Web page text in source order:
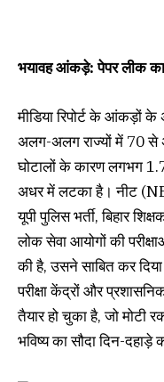
भयावह आंकड़े: पेपर लीक
मीडिया रिपोर्ट के आंकड़ों
अलग-अलग राज्यों में 70 से
घोटालों के कारण लगभग
अधर में लटका है। नीट
यूपी पुलिस भर्ती, बिहार
लोक सेवा आयोगों की
की है, उसने साबित कर दिया
परीक्षा केंद्रों और
तैयार हो चुका है, जो मोटी
भविष्य का सौदा दिन-दहाड़े